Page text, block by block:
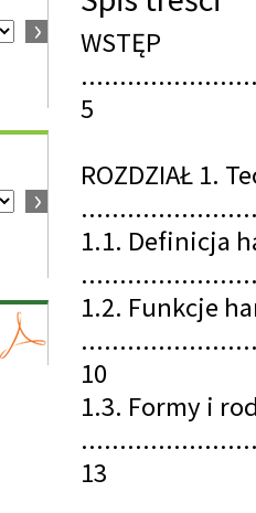
WSTĘP
5
ROZDZIAŁ 1.
1.1. Definicja
1.2. Funkcje
10
1.3. Formy i
13